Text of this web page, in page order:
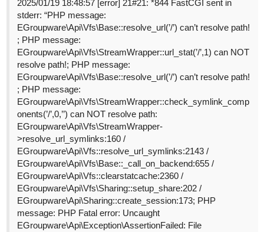
2025/01/19 18:48:57 [error] 21#21: *844 FastCGI sent in
stderr: “PHP message:
EGroupware\Api\Vfs\Base::resolve_url(’/’) can’t resolve path!
; PHP message:
EGroupware\Api\Vfs\StreamWrapper::url_stat(’/’,1) can NOT
resolve path!; PHP message:
EGroupware\Api\Vfs\Base::resolve_url(’/’) can’t resolve path!
; PHP message:
EGroupware\Api\Vfs\StreamWrapper::check_symlink_comp
onents(’/’,0,’’) can NOT resolve path:
EGroupware\Api\Vfs\StreamWrapper-
>resolve_url_symlinks:160 /
EGroupware\Api\Vfs::resolve_url_symlinks:2143 /
EGroupware\Api\Vfs\Base::_call_on_backend:655 /
EGroupware\Api\Vfs::clearstatcache:2360 /
EGroupware\Api\Vfs\Sharing::setup_share:202 /
EGroupware\Api\Sharing::create_session:173; PHP
message: PHP Fatal error: Uncaught
EGroupware\Api\Exception\AssertionFailed: File